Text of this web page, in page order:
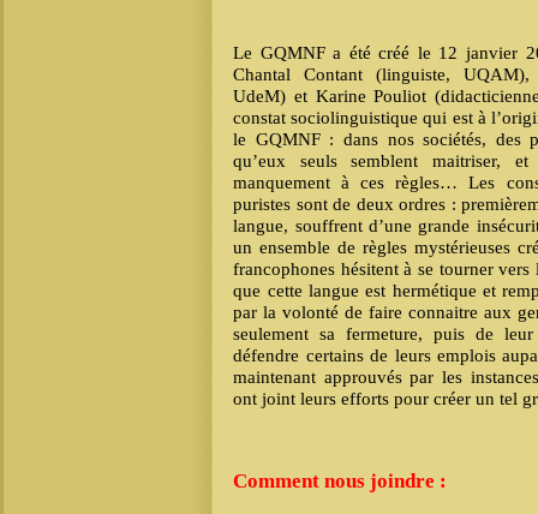
Le GQMNF a été créé le 12 janvier
Chantal Contant (linguiste, UQAM),
UdeM) et Karine Pouliot
constat sociolinguistique qui est à
le GQMNF : dans nos sociétés, des
qu’eux seuls semblent maitriser,
manquement à ces règles… Les
puristes sont de deux ordres :
langue, souffrent d’une grande
un ensemble de règles mystérieuses
francophones hésitent à se tourner
que cette langue est hermétique et
par la volonté de faire connaitre aux
seulement sa fermeture, puis de
défendre certains de leurs emplois
maintenant approuvés par les
ont joint leurs efforts pour créer un tel
Comment nous joindre :